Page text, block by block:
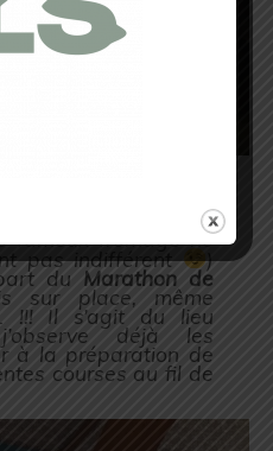
vous
fameux fromage ne
pas indifférent )
du Marathon de
sur place, même
!!! Il s’agit du lieu
déjà les
à la préparation de
courses au fil de